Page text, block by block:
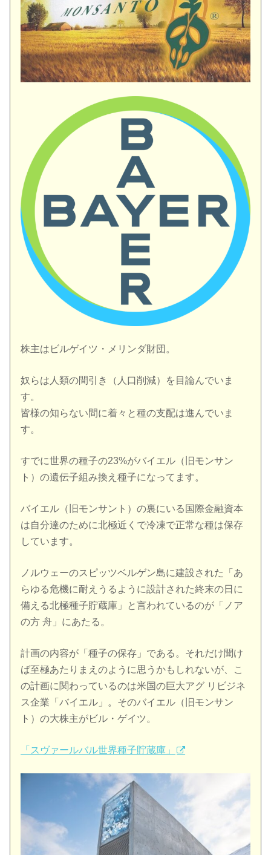
株主はビルゲイツ・メリンダ財団。
奴らは人類の間引き（人口削減）を目論んでいま
す。
皆様の知らない間に着々と種の支配は進んでいま
す。
すでに世界の種子の23%がバイエル（旧モンサン
ト）の遺伝子組み換え種子になってます。
バイエル（旧モンサント）の裏にいる国際金融資本
は自分達のために北極近くで冷凍で正常な種は保存
しています。
ノルウェーのスピッツベルゲン島に建設された「あ
らゆる危機に耐えうるように設計された終末の日に
備える北極種子貯蔵庫」と言われているのが「ノア
の方 舟」にあたる。
計画の内容が「種子の保存」である。それだけ聞け
ば至極あたりまえのように思うかもしれないが、こ
の計画に関わっているのは米国の巨大アグ リビジネ
ス企業「バイエル」。そのバイエル（旧モンサン
ト）の大株主がビル・ゲイツ。
「スヴァールバル世界種子貯蔵庫」